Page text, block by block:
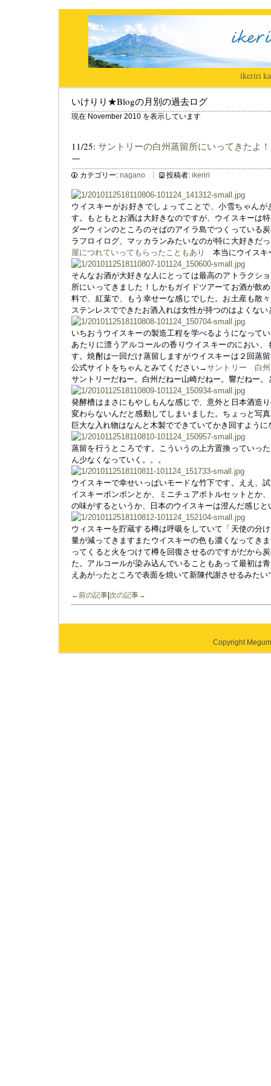
ikeriri|
いけりり★Blogの月別の過去ログ
現在 November 2010 を表示しています
11/25: サントリーの白州蒸留所にいってきたよ
ー
カテゴリー: nagano 投稿者: ikeriri
ウイスキーがお好きでしょってことで、小雪ちゃん
す。もともとお酒は大好きなのですが、ウイスキーは
ダーウィンのところのそばのアイラ島でつくっている
ラフロイログ、マッカランみたいなのが特に大好きだ
屋につれていってもらったこともあり
本当にウイスキ
そんなお酒が大好きな人にとっては最高のアトラクシ
所にいってきました！しかもガイドツアーてお酒が飲
料で、紅葉で、もう幸せーな感じでした。お土産も散
ステンレスでできたお酒入れは女性が持つのはよくない
いちおうウイスキーの製造工程を学べるようになって
あたりに漂うアルコールの香りウイスキーのにおい
す。焼酎は一回だけ蒸留しますがウイスキーは２回蒸
公式サイトをちゃんとみてください→サントリー 白州
サントリーだねー。白州だねー山崎だねー。響だねー
発酵槽はまさにもやしもんな感じで、意外と日本酒造
変わらないんだと感動してしまいました。ちょっと写
巨大な入れ物はなんと木製でできていてかき回すように
蒸留を行うところです。こういうの上方置換っていっ
ん少なくなっていく。。。
ウイスキーで幸せいっぱいモードな竹下です。ええ、
イスキーボンボンとか、ミニチュアボトルセットとか
の味がするというか、日本のウイスキーは澄んだ感じと
ウィスキーを貯蔵する樽は呼吸をしていて「天使の分
量が減ってきますまたウイスキーの色も濃くなってき
ってくると火をつけて樽を回復させるのですがだから
た。アルコールが染み込んでいることもあって最初は
えあがったところで表面を焼いて新陳代謝させるみたい
←前の記事 次の記事→
Copyright